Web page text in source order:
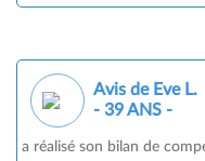
Avis de Eve L.
- 39 ANS -
a réalisé son bilan de